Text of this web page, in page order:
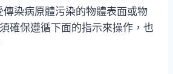
傳染病原體污染的物體表面或物
確保遵循下面的指示來操作，也